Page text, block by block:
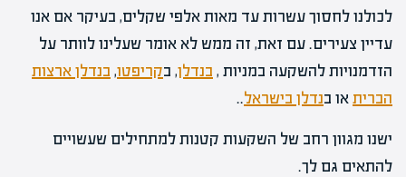
לכולנו לחסוך עשרות עד מאות אלפי שקלים, בעיקר אם אנו
עדיין צעירים. עם זאת, זה ממש לא אומר שעלינו לוותר על
הזדמנויות להשקעה במניות , בנדלן, בקריפטו, בנדלן ארצות
הבריתאו בנדלן בישראל..
ישנו מגוון רחב של השקעות קטנות למתחילים שעשויים
להתאים גם לך.